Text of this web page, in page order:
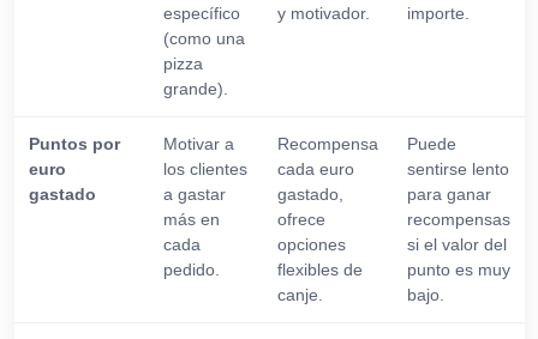
específico
(como una
pizza
grande).
y motivador.
importe.
Puntos por
euro
gastado
Motivar a
los clientes
a gastar
más en
cada
pedido.
Recompensa
cada euro
gastado,
ofrece
opciones
flexibles de
canje.
Puede
sentirse lento
para ganar
recompensas
si el valor del
punto es muy
bajo.